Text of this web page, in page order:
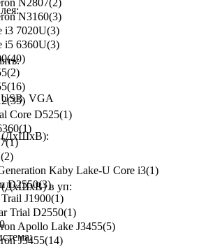
N2807(2)
N3160(3)
i3 7020U(3)
i5 6360U(3)
(40)
(2)
(16)
(35)
Core D525(1)
(1)
(1)
(2)
Kaby Lake-U Core i3(1)
D2550(3)
J1900(1)
Trial D2550(1)
Apollo Lake J3455(5)
J3455(14)
USB, VGA
(ДxШxВ):
(ДxШxВ) в уп: